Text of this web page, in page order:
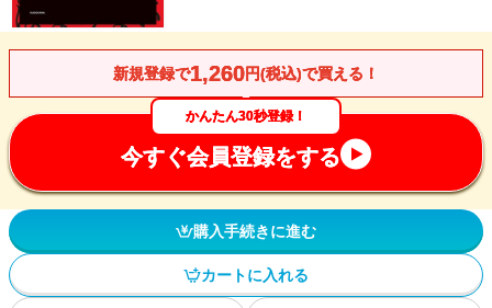
新規登録で1,260円(税込)で買える！
かんたん30秒登録！
今すぐ会員登録をする
購入手続きに進む
カートに入れる